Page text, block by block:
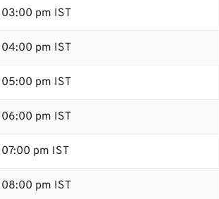
03:00 pm IST
04:00 pm IST
05:00 pm IST
06:00 pm IST
07:00 pm IST
08:00 pm IST